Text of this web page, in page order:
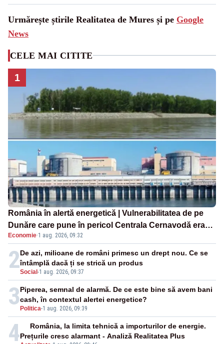
Urmărește știrile Realitatea de Mures și pe Google
News
CELE MAI CITITE
1
România în alertă energetică | Vulnerabilitatea de pe
Dunăre care pune în pericol Centrala Cernavodă era
cunoscută de pe vremea lui Ceaușescu
Economie·1 aug. 2026, 09:32
2Social -1 aug. 2026, 09:37
De azi, milioane de români primesc un drept nou. Ce se
întâmplă dacă ți se strică un produs
3 Politica-1 aug. 2026, 09:39
Piperea, semnal de alarmă. De ce este bine să avem bani
cash, în contextul alertei energetice?
4
România, la limita tehnică a importurilor de energie.
Prețurile cresc alarmant - Analiză Realitatea Plus